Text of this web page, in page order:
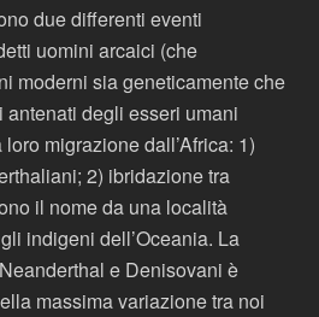
due differenti eventi
uomini arcaici (che
moderni sia geneticamente che
degli esseri umani
migrazione dall’Africa: 1)
2) ibridazione tra
il nome da una località
indigeni dell’Oceania. La
e Denisovani è
massima variazione tra noi